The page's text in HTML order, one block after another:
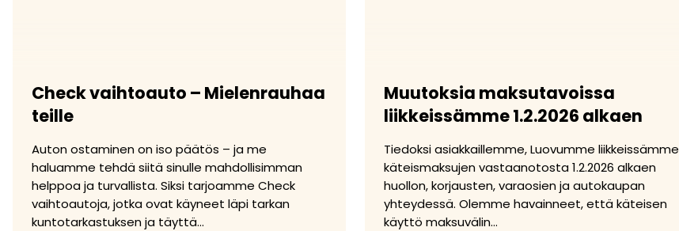
Check vaihtoauto – Mielenrauhaa
teille
Auton ostaminen on iso päätös – ja me
haluamme tehdä siitä sinulle mahdollisimman
helppoa ja turvallista. Siksi tarjoamme Check
vaihtoautoja, jotka ovat käyneet läpi tarkan
kuntotarkastuksen ja täyttä...
Muutoksia maksutavoissa
liikkeissämme 1.2.2026 alkaen
Tiedoksi asiakkaillemme, Luovumme liikkeissämme
käteismaksujen vastaanotosta 1.2.2026 alkaen
huollon, korjausten, varaosien ja autokaupan
yhteydessä. Olemme havainneet, että käteisen
käyttö maksuvälin...